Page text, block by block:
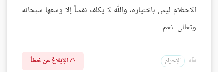
الاحتلام ليس باختياره، والله لا يكلف نفساً إلا وسعها سبحانه
وتعالى. نعم.
الإحرام الإبلاغ عن خطأ